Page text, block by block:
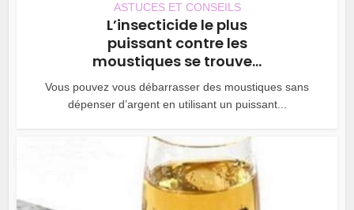
ASTUCES ET CONSEILS
L’insecticide le plus
puissant contre les
moustiques se trouve...
Vous pouvez vous débarrasser des moustiques sans
dépenser d’argent en utilisant un puissant...